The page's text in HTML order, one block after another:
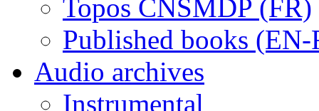
Topos CNSMDP (FR)
Published books (EN-
Audio archives
Instrumental